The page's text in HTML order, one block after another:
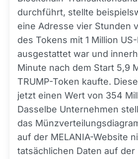
durchführt, stellte
eine Adresse vier Stunden
des Tokens mit 1 Million
ausgestattet war und
Minute nach dem Start 5,9
TRUMP-Token kaufte.
jetzt einen Wert von 354
Dasselbe Unternehmen
das
auf der MELANIA-Website
tatsächlichen Daten auf der